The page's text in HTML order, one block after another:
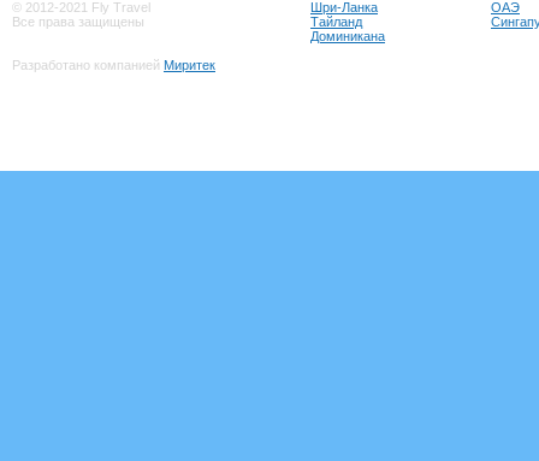
© 2012-2021 Fly Travel
Все права защищены
Разработано компанией Миритек
Шри-Ланка
Тайланд
Доминикана
ОАЭ